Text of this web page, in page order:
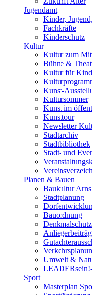
Jugendamt
Kinder,
Fachkräfte
Kinderschutz
Kultur
Kultur zum
Bühne &
Kultur für
Kunst-
Kultursommer
Kunst im
Kunsttour
Newsletter
Stadtarchiv
Stadtbibliothek
Stadt- und
Planen & Bauen
Baukultur
Stadtplanung
Bauordnung
Denkmalschutz
Umwelt &
LEADERsein!-
Sport
Masterplan